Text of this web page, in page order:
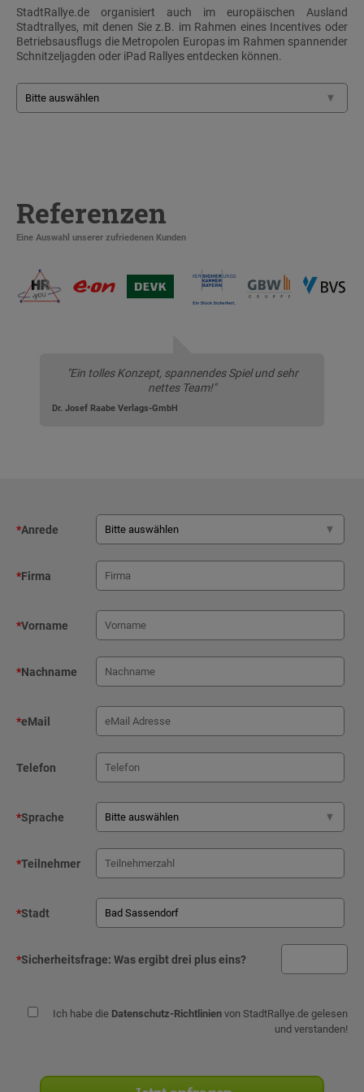
StadtRallye.de organisiert auch im europäischen Ausland
Stadtrallyes, mit denen Sie z.B. im Rahmen eines Incentives oder
Betriebsausflugs die Metropolen Europas im Rahmen spannender
Schnitzeljagden oder iPad Rallyes entdecken können.
Referenzen
Eine Auswahl unserer zufriedenen Kunden
"Ein tolles Konzept, spannendes Spiel und sehr
nettes Team!"
Dr. Josef Raabe Verlags-GmbH
*Anrede
*Firma
*Vorname
*Nachname
*eMail
Telefon
*Sprache
*Teilnehmer
*Stadt
*Sicherheitsfrage: Was ergibt drei plus eins?
Ich habe die Datenschutz-Richtlinien von StadtRallye.de gelesen
und verstanden!